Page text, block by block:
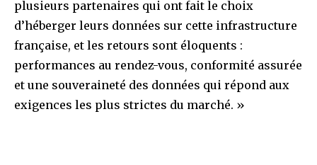
plusieurs partenaires qui ont fait le choix
d’héberger leurs données sur cette infrastructure
française, et les retours sont éloquents :
performances au rendez-vous, conformité assurée
et une souveraineté des données qui répond aux
exigences les plus strictes du marché. »